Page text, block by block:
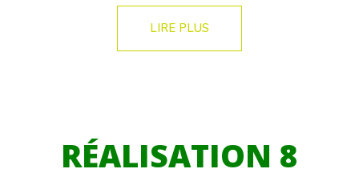
LIRE PLUS
RÉALISATION 8